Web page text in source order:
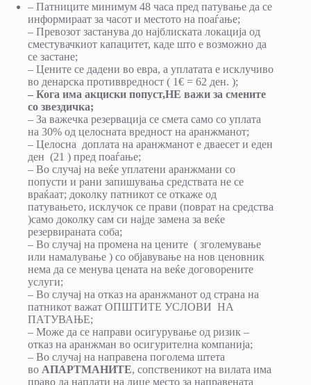
– Патниците минимум 48 часа пред патување да се
информираат за часот и местото на поаѓање;
– Превозот застанува до најблиската локација од
сместувачкиот капацитет, каде што е возможно да
се застане;
– Цените се дадени во евра, а уплатата е исклучиво
во денарска противвредност ( 1€ = 62 ден. );
– Кога има акциски попуст,НЕ важи за смените
со звездичка;
– За важечка резервација се смета само со уплата
на 30% од целосната вредност на аранжманот;
– Целосна доплата на аранжманот е дваесет и еден
ден (21 ) пред поаѓање;
– Во случај на веќе уплатени аранжмани со
попусти и рани запишувања средствата не се
враќаат; доколку патникот се откаже од
патувањето, исклучок се прави (поврат на средства
)само доколку сам си најде замена за веќе
резервираната соба;
– Во случај на промена на цените ( зголемување
или намалување ) со објавување на нов ценовник
нема да се менува цената на веќе договорените
услуги;
– Во случај на отказ на аранжманот од страна на
патникот важат ОПШТИТЕ УСЛОВИ НА
ПАТУВАЊЕ;
– Може да се направи осигурување од ризик –
отказ на аранжман во осигурителна компанија;
– Во случај на направена поголема штета
во АПАРТМАНИТЕ, сопственикот на вилата има
право да наплати на лице место за направената